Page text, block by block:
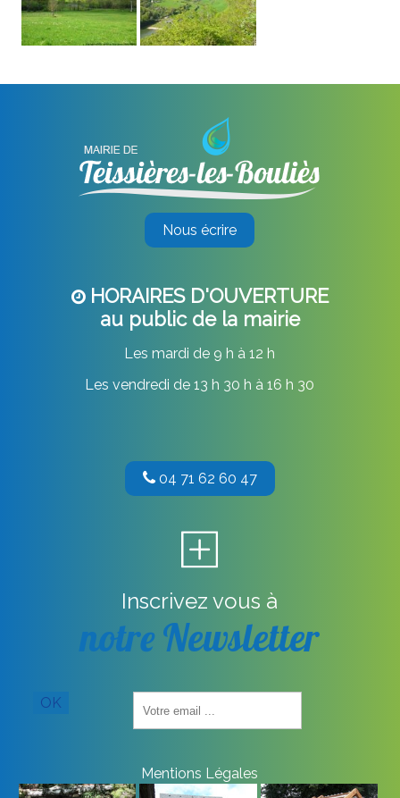
Nous écrire
HORAIRES D'OUVERTURE
au public de la mairie
Les mardi de 9 h à 12 h
Les vendredi de 13 h 30 h à 16 h 30
04 71 62 60 47
Inscrivez vous à
notre Newsletter
adresse
(obligatoire)
OK
Mentions Légales